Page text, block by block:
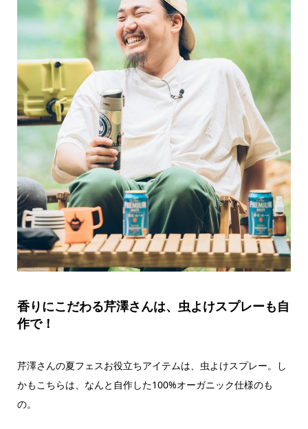
香りにこだわる芹澤さんは、虫よけスプレーも自
作で！
芹澤さんの夏フェスお役立ちアイテムは、虫よけスプレー。し
かもこちらは、なんと自作した100%オーガニック仕様のも
の。